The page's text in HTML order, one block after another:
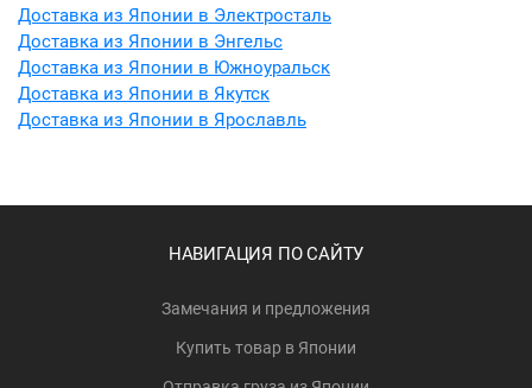
Доставка из Японии в Электросталь
Доставка из Японии в Энгельс
Доставка из Японии в Южноуральск
Доставка из Японии в Якутск
Доставка из Японии в Ярославль
НАВИГАЦИЯ ПО САЙТУ
Замечания и предложения
Купить товар в Японии